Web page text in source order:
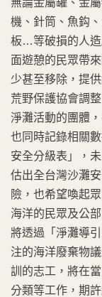
無論金屬罐、金
機、針筒、魚鈎
板…等破損的人造
面遊憩的民眾帶
少甚至移除，提
荒野保護協會調
淨灘活動的團體
也同時記錄相關
安全分級表」，
估出全台灣沙灘
險，也希望喚起
海洋的民眾及公
將透過「淨灘導
注的海洋廢棄物
訓的志工，將在
分類等工作，期